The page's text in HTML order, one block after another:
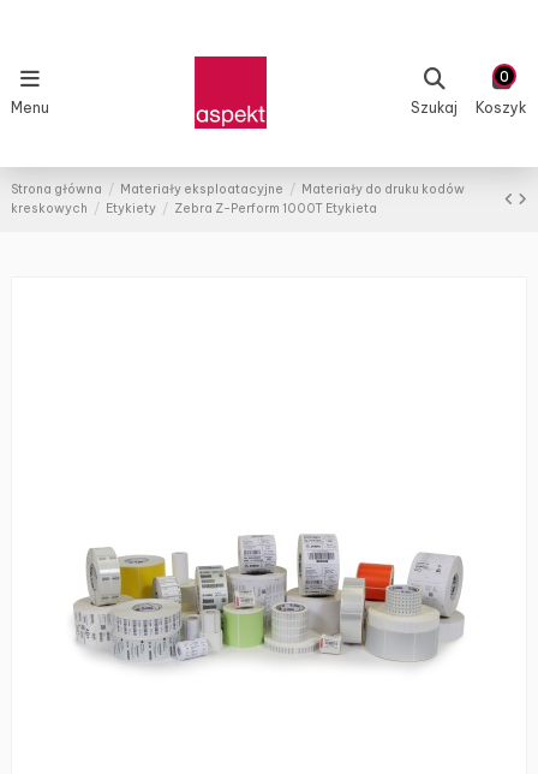
Menu Szukaj
0
Koszyk
Strona główna Materiały eksploatacyjne
Materiały do druku kodów
kreskowych
Etykiety Zebra Z-Perform 1000T Etykieta